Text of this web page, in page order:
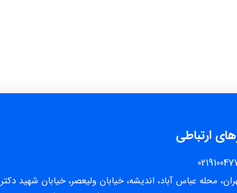
ارتباطی
محله عباس آباد، اندیشه، خیابان ولیعصر، خیابان شهید دکتر